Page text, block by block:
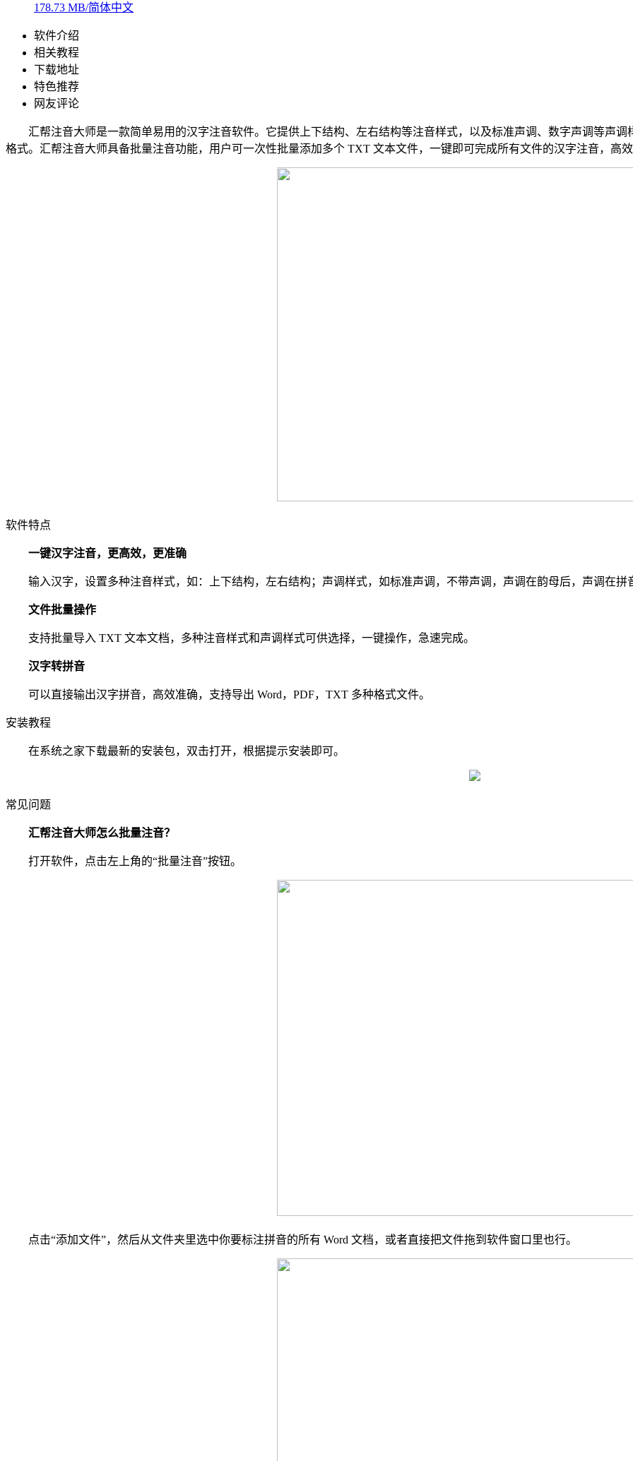
178.73 MB/简体中文
软件介绍
相关教程
下载地址
特色推荐
网友评论
汇帮注音大师是一款简单易用的汉字注音软件。它提供上下结构、左右结构等注音样式，以及标准声调、数字声调等声调
格式。汇帮注音大师具备批量注音功能，用户可一次性批量添加多个 TXT 文本文件，一键即可完成所有文件的汉字注音，高
软件特点
一键汉字注音，更高效，更准确
输入汉字，设置多种注音样式，如：上下结构，左右结构；声调样式，如标准声调，不带声调，声调在韵母后，声调在拼
文件批量操作
支持批量导入 TXT 文本文档，多种注音样式和声调样式可供选择，一键操作，急速完成。
汉字转拼音
可以直接输出汉字拼音，高效准确，支持导出 Word，PDF，TXT 多种格式文件。
安装教程
在系统之家下载最新的安装包，双击打开，根据提示安装即可。
常见问题
汇帮注音大师怎么批量注音？
打开软件，点击左上角的“批量注音”按钮。
点击“添加文件”，然后从文件夹里选中你要标注拼音的所有 Word 文档，或者直接把文件拖到软件窗口里也行。